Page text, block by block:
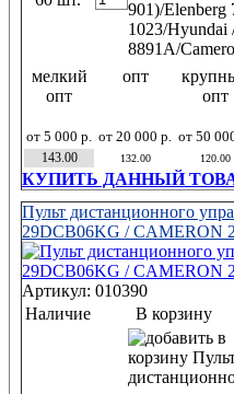
мелкий
опт
от 5 000 р.
опт
от 20 000 р.
опт
от 50
143.00
132.00 120.00
КУПИТЬ ДАННЫЙ
Пульт дистанционного
29DCB06KG / CAMERON
Артикул: 010390
Наличие
В корзину